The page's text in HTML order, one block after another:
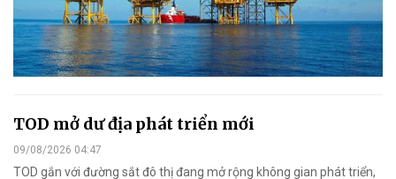
TOD mở dư địa phát triển mới
09/08/2026 04:47
TOD gắn với đường sắt đô thị đang mở rộng không gian phát triển,